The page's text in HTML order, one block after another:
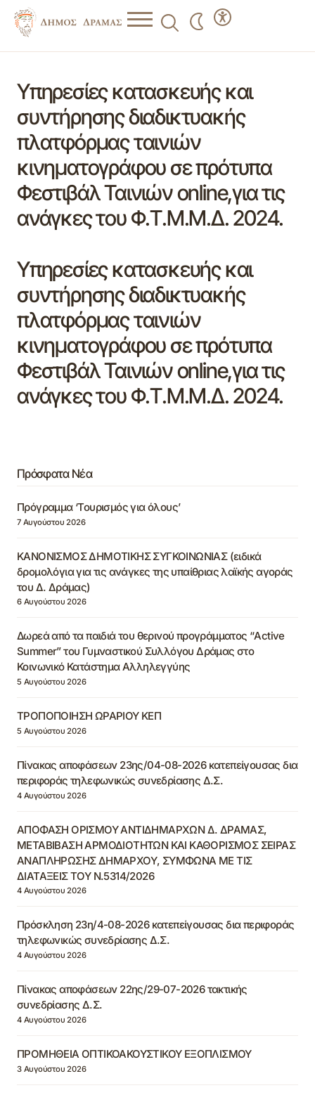
Υπηρεσίες κατασκευής και
συντήρησης διαδικτυακής
πλατφόρμας ταινιών
κινηματογράφου σε πρότυπα
Φεστιβάλ Ταινιών online,για τις
ανάγκες του Φ.Τ.Μ.Μ.Δ. 2024.
Υπηρεσίες κατασκευής και
συντήρησης διαδικτυακής
πλατφόρμας ταινιών
κινηματογράφου σε πρότυπα
Φεστιβάλ Ταινιών online,για τις
ανάγκες του Φ.Τ.Μ.Μ.Δ. 2024.
Πρόσφατα Νέα
Πρόγραμμα ‘Τουρισμός για όλους’
7 Αυγούστου 2026
ΚΑΝΟΝΙΣΜΟΣ ΔΗΜΟΤΙΚΗΣ ΣΥΓΚΟΙΝΩΝΙΑΣ (ειδικά
δρομολόγια για τις ανάγκες της υπαίθριας λαϊκής αγοράς
του Δ. Δράμας)
6 Αυγούστου 2026
Δωρεά από τα παιδιά του θερινού προγράμματος “Active
Summer” του Γυμναστικού Συλλόγου Δράμας στο
Κοινωνικό Κατάστημα Αλληλεγγύης
5 Αυγούστου 2026
ΤΡΟΠΟΠΟΙΗΣΗ ΩΡΑΡΙΟΥ ΚΕΠ
5 Αυγούστου 2026
Πίνακας αποφάσεων 23ης/04-08-2026 κατεπείγουσας δια
περιφοράς τηλεφωνικώς συνεδρίασης Δ.Σ.
4 Αυγούστου 2026
ΑΠΟΦΑΣΗ ΟΡΙΣΜΟΥ ΑΝΤΙΔΗΜΑΡΧΩΝ Δ. ΔΡΑΜΑΣ,
ΜΕΤΑΒΙΒΑΣΗ ΑΡΜΟΔΙΟΤΗΤΩΝ ΚΑΙ ΚΑΘΟΡΙΣΜΟΣ ΣΕΙΡΑΣ
ΑΝΑΠΛΗΡΩΣΗΣ ΔΗΜΑΡΧΟΥ, ΣΥΜΦΩΝΑ ΜΕ ΤΙΣ
ΔΙΑΤΑΞΕΙΣ ΤΟΥ Ν.5314/2026
4 Αυγούστου 2026
Πρόσκληση 23η/4-08-2026 κατεπείγουσας δια περιφοράς
τηλεφωνικώς συνεδρίασης Δ.Σ.
4 Αυγούστου 2026
Πίνακας αποφάσεων 22ης/29-07-2026 τακτικής
συνεδρίασης Δ.Σ.
4 Αυγούστου 2026
ΠΡΟΜΗΘΕΙΑ ΟΠΤΙΚΟΑΚΟΥΣΤΙΚΟΥ ΕΞΟΠΛΙΣΜΟΥ
3 Αυγούστου 2026